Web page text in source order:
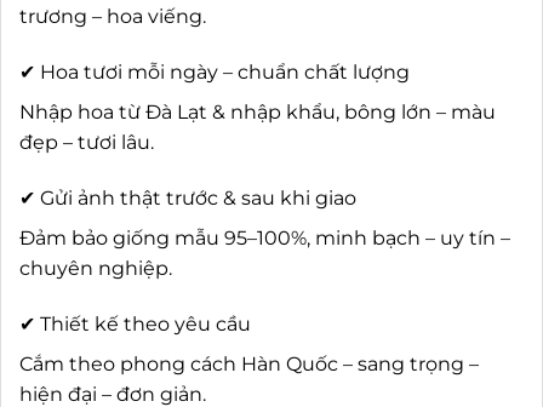
trương – hoa viếng.
✔ Hoa tươi mỗi ngày – chuẩn chất lượng
Nhập hoa từ Đà Lạt & nhập khẩu, bông lớn – màu
đẹp – tươi lâu.
✔ Gửi ảnh thật trước & sau khi giao
Đảm bảo giống mẫu 95–100%, minh bạch – uy tín –
chuyên nghiệp.
✔ Thiết kế theo yêu cầu
Cắm theo phong cách Hàn Quốc – sang trọng –
hiện đại – đơn giản.